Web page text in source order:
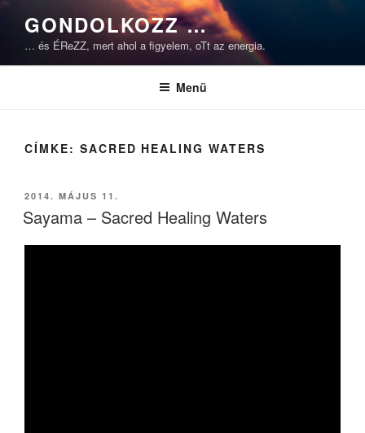
Tartalomhoz
GONDOLKOZZ …
… és ÉReZZ, mert ahol a figyelem, oTt az energia.
Menü
CÍMKE: SACRED HEALING WATERS
BEKÜLDVE:
2014. MÁJUS 11.
Sayama – Sacred Healing Waters